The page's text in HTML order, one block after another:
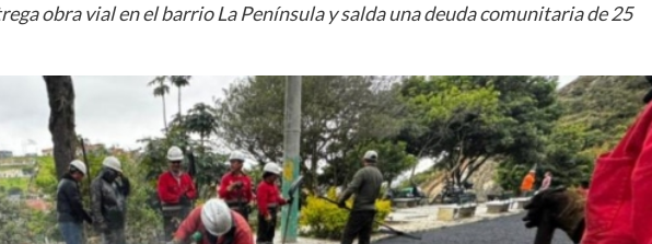
obra vial en el barrio La Península y salda una deuda comunitaria de 25